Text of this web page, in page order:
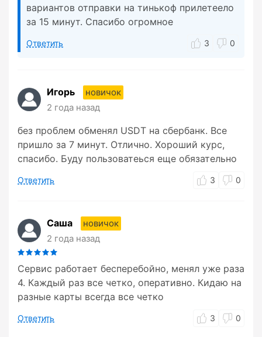
вариантов отправки на тинькоф прилетеело
за 15 минут. Спасибо огромное
Ответить 3 0
Игорь
новичок
2 года назад
без проблем обменял USDT на сбербанк. Все
пришло за 7 минут. Отлично. Хороший курс,
спасибо. Буду пользоватеься еще обязательно
Ответить 3 0
Саша
новичок
2 года назад
Сервис работает бесперебойно, менял уже раза
4. Каждый раз все четко, оперативно. Кидаю на
разные карты всегда все четко
Ответить 3 0